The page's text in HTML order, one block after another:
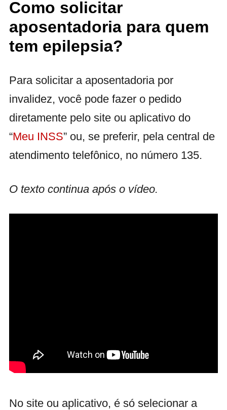
Como solicitar
aposentadoria para quem
tem epilepsia?
Para solicitar a aposentadoria por
invalidez, você pode fazer o pedido
diretamente pelo site ou aplicativo do
“Meu INSS” ou, se preferir, pela central de
atendimento telefônico, no número 135.
O texto continua após o vídeo.
No site ou aplicativo, é só selecionar a